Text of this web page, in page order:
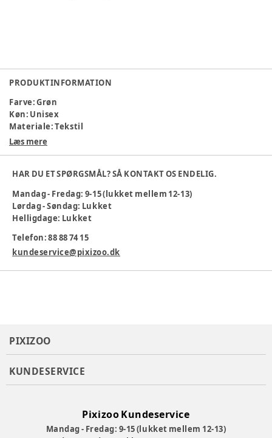
PRODUKTINFORMATION
Farve:Grøn
Køn: Unisex
Materiale:Tekstil
Materialesammensætning
Varenummer:378307
Læs mere
HAR DU ET SPØRGSMÅL? SÅ KONTAKT OS ENDELIG.
Mandag - Fredag: 9-15 (lukket mellem 12-13)
Lørdag - Søndag: Lukket
Helligdage: Lukket
Telefon: 88 88 74 15
kundeservice@pixizoo.dk
PIXIZOO
KUNDESERVICE
Pixizoo Kundeservice
Mandag - Fredag: 9-15 (lukket mellem 12-13)